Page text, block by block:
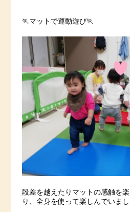
🏃マットで運動遊び🏃
段差を越えたりマットの感触を
り、全身を使って楽しんでいまし